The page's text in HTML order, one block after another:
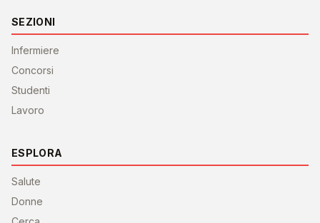
SEZIONI
Infermiere
Concorsi
Studenti
Lavoro
ESPLORA
Salute
Donne